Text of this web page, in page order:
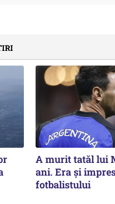
A murit tatăl lui
ani. Era și
fotbalistului